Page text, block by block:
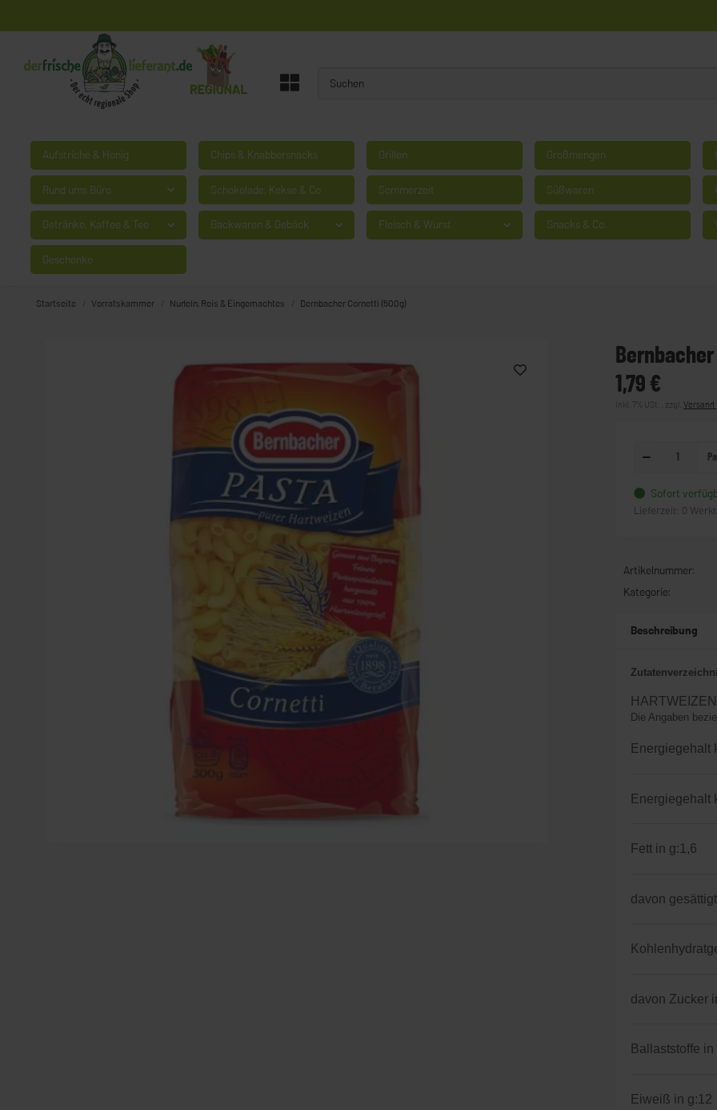
Aufstriche & Honig Chips & Knabbersnacks Grillen Großmengen
Rund ums Büro Schokolade, Kekse & Co Sommerzeit Süßwaren
Getränke, Kaffee & Tee Backwaren & Gebäck Fleisch & Wurst Snacks & Co.
Geschenke
Startseite Vorratskammer Nudeln, Reis & Eingemachtes Bernbacher Cornetti (500g)
Bernbacher
1,79 €
inkl. 7% USt. , zzgl.Versand
Sofort
Lieferzeit: 0
Artikelnummer:
Kategorie:
Beschreibung
Die Angaben
Energiegehalt
Energiegehalt
Fett in g:1,6
davon
davon Zucker
Ballaststoffe in
Eiweiß in g:12